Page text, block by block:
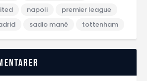
napoli
premier league
sadio mané tottenham